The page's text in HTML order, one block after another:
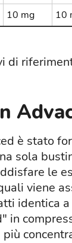
10 mg 10
di
è stato
sola
le
viene
identica
in